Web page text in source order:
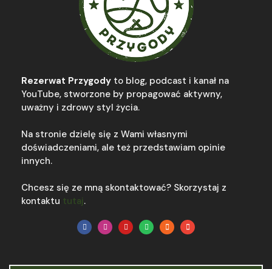
Rezerwat Przygody to blog, podcast i kanał na
YouTube, stworzone by propagować aktywny,
uważny i zdrowy styl życia.
Na stronie dzielę się z Wami własnymi
doświadczeniami, ale też przedstawiam opinie
innych.
Chcesz się ze mną skontaktować? Skorzystaj z
kontaktu tutaj.